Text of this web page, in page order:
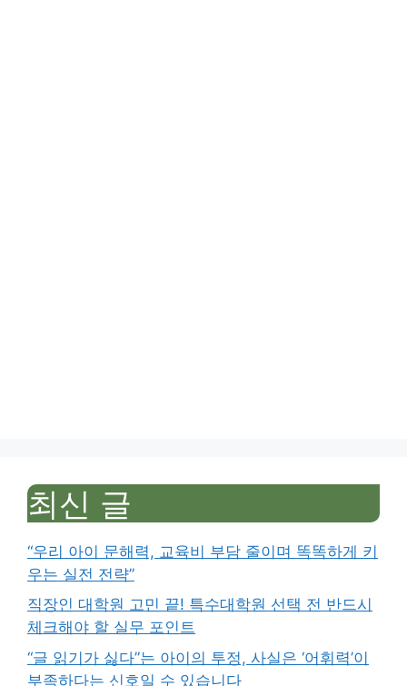
최신 글
“우리 아이 문해력, 교육비 부담 줄이며 똑똑하게 키
우는 실전 전략”
직장인 대학원 고민 끝! 특수대학원 선택 전 반드시
체크해야 할 실무 포인트
“글 읽기가 싫다”는 아이의 투정, 사실은 ‘어휘력’이
부족하다는 신호일 수 있습니다